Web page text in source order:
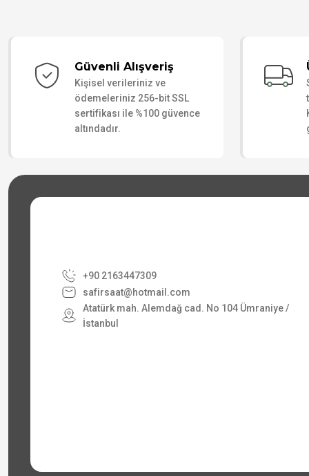
Güvenli Alışveriş
Kişisel verileriniz ve
ödemeleriniz 256-bit SSL
sertifikası ile %100 güvence
altındadır.
+90 2163447309
safirsaat@hotmail.com
Atatürk mah. Alemdağ cad. No 104 Ümraniye /
İstanbul